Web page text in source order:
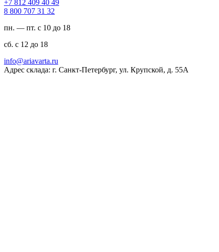
94 04 904 218 7+
23 13 707 008 8
пн. — пт. с 10 до 18
сб. с 12 до 18
ur.atravaira@ofni
Адрес склада: г. Санкт-Петербург, ул. Крупской, д. 55А